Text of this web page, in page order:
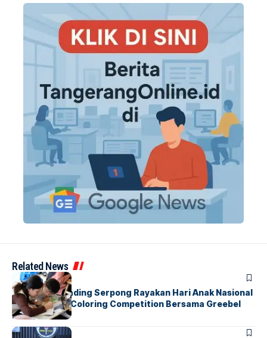
Related News
BERITAINDEX
Atria Hotel Gading Serpong Rayakan Hari Anak Nasional
Lewat Family Coloring Competition Bersama Greebel
Indonesia
BERITA